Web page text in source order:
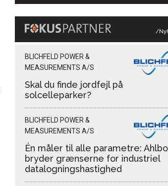
/
BLICHFELD POWER &
MEASUREMENTS A/S
Skal du finde jordfejl på
solcelleparker?
BLICHFELD POWER &
MEASUREMENTS A/S
Én måler til alle parametre:
bryder grænserne for industriel
datalogningshastighed